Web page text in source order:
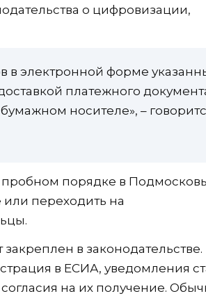
о цифровизации,
в электронной форме
платежного
носителе», –
порядке в
переходить на
в законодательстве.
в ЕСИА, уведомления
на их получение.